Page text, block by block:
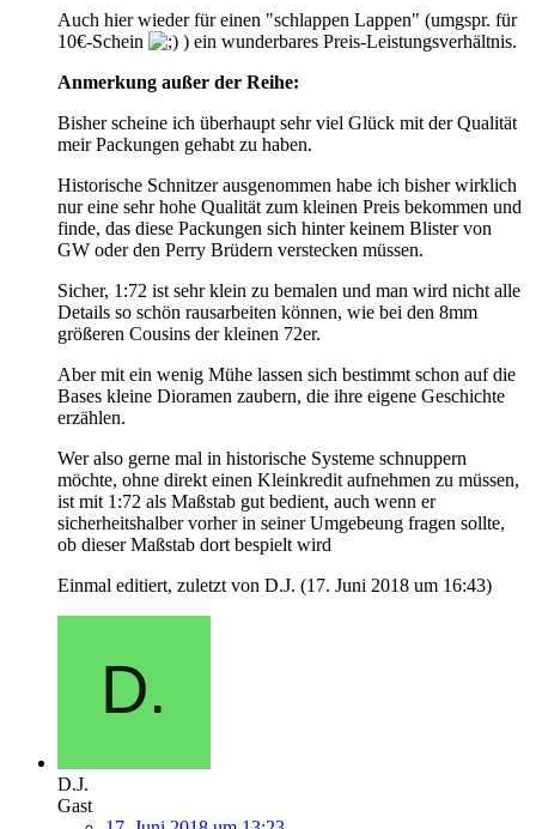
Auch hier wieder für einen "schlappen Lappen" (umgspr. für
10€-Schein
) ein wunderbares Preis-Leistungsverhältnis.
Anmerkung außer der Reihe:
Bisher scheine ich überhaupt sehr viel Glück mit der Qualität
meir Packungen gehabt zu haben.
Historische Schnitzer ausgenommen habe ich bisher wirklich
nur eine sehr hohe Qualität zum kleinen Preis bekommen und
finde, das diese Packungen sich hinter keinem Blister von
GW oder den Perry Brüdern verstecken müssen.
Sicher, 1:72 ist sehr klein zu bemalen und man wird nicht alle
Details so schön rausarbeiten können, wie bei den 8mm
größeren Cousins der kleinen 72er.
Aber mit ein wenig Mühe lassen sich bestimmt schon auf die
Bases kleine Dioramen zaubern, die ihre eigene Geschichte
erzählen.
Wer also gerne mal in historische Systeme schnuppern
möchte, ohne direkt einen Kleinkredit aufnehmen zu müssen,
ist mit 1:72 als Maßstab gut bedient, auch wenn er
sicherheitshalber vorher in seiner Umgebeung fragen sollte,
ob dieser Maßstab dort bespielt wird
Einmal editiert, zuletzt von D.J. (17. Juni 2018 um 16:43)
D.J.
Gast